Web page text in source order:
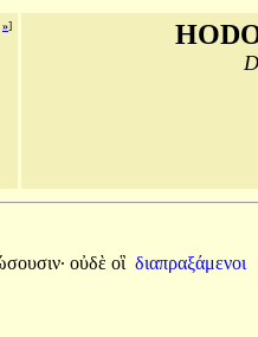
»]
οὐδὲ οἳ διαπραξάμενοι